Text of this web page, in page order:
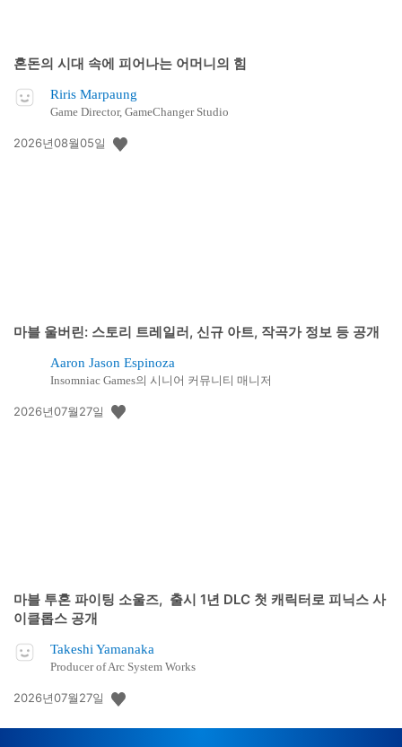
혼돈의 시대 속에 피어나는 어머니의 힘
Riris Marpaung
Game Director, GameChanger Studio
공
2026년08월05일
마블 울버린: 스토리 트레일러, 신규 아트, 작곡가 정보 등 공개
Aaron Jason Espinoza
Insomniac Games의 시니어 커뮤니티 매니저
공
2026년07월27일
마블 투혼 파이팅 소울즈, 출시 1년 DLC 첫 캐릭터로 피닉스 사
이클롭스 공개
Takeshi Yamanaka
Producer of Arc System Works
공
일:
2026년07월27일